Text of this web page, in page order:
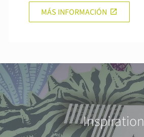
MÁS INFORMACIÓN
Inspiration